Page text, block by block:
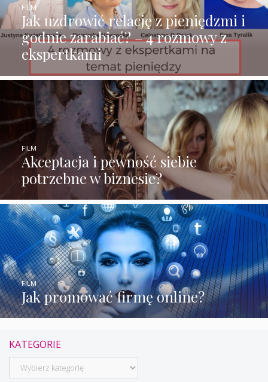
Jak uzdrowić relację z pieniędzmi i
godnie zarabiać? – 4 rozmowy z
ekspertkami
FILM
Akceptacja i pewność siebie
potrzebne w biznesie?
FILM
Jak promować firmę online?
FILM
KATEGORIE
Kategorie